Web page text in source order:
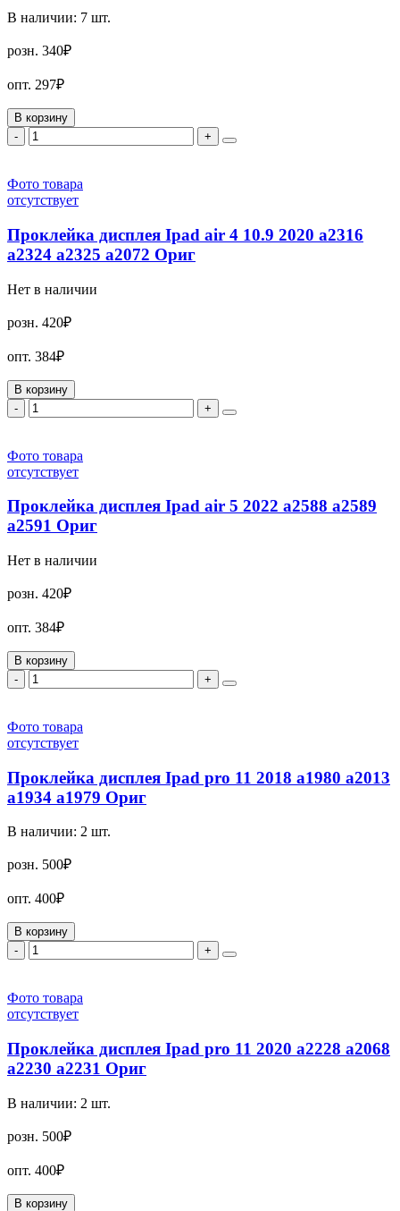
В наличии: 7 шт.
розн. 340₽
опт. 297₽
В корзину
-
+
Фото товара
отсутствует
Проклейка дисплея Ipad air 4 10.9 2020 a2316
a2324 a2325 a2072 Ориг
Нет в наличии
розн. 420₽
опт. 384₽
В корзину
-
+
Фото товара
отсутствует
Проклейка дисплея Ipad air 5 2022 a2588 a2589
a2591 Ориг
Нет в наличии
розн. 420₽
опт. 384₽
В корзину
-
+
Фото товара
отсутствует
Проклейка дисплея Ipad pro 11 2018 a1980 a2013
a1934 a1979 Ориг
В наличии: 2 шт.
розн. 500₽
опт. 400₽
В корзину
-
+
Фото товара
отсутствует
Проклейка дисплея Ipad pro 11 2020 a2228 a2068
a2230 a2231 Ориг
В наличии: 2 шт.
розн. 500₽
опт. 400₽
В корзину